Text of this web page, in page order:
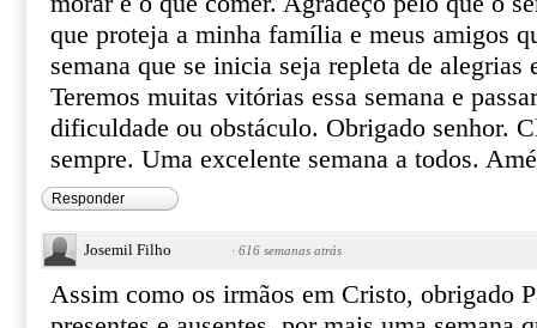
que proteja a minha família e meus amigos
semana que se inicia seja repleta de alegrias
Teremos muitas vitórias essa semana e
dificuldade ou obstáculo. Obrigado senhor.
sempre. Uma excelente semana a todos.
Responder
Josemil Filho · 616 semanas atrás
Assim como os irmãos em Cristo, obrigado